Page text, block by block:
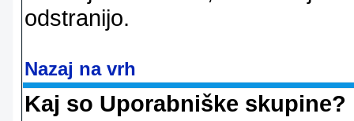
odstranijo.
Nazaj na vrh
Kaj so Uporabniške skupine?